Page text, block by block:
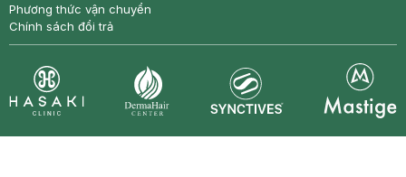
Phương thức vận chuyển
Chính sách đổi trả